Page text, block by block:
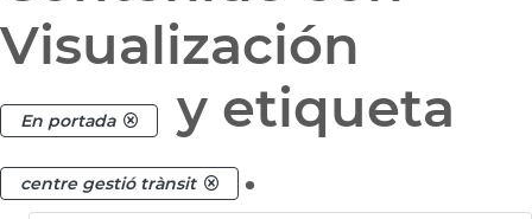
Visualización
En portada y etiqueta
centre gestió trànsit .